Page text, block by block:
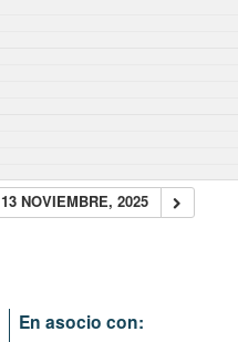
13 NOVIEMBRE, 2025
En asocio con: